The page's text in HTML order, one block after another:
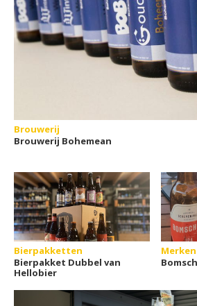
Brouwerij
Brouwerij Bohemean
Bierpakketten
Bierpakket Dubbel van
Hellobier
Merken